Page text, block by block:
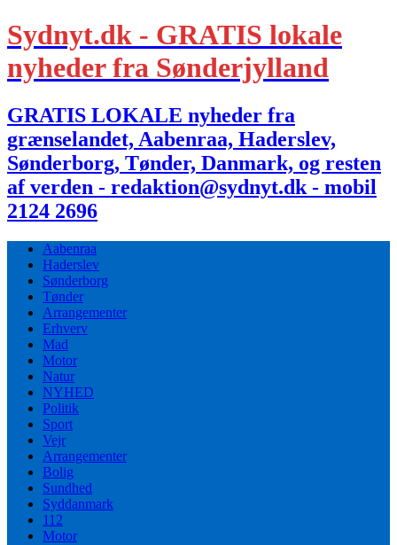
Sydnyt.dk - GRATIS lokale
nyheder fra Sønderjylland
GRATIS LOKALE nyheder fra
grænselandet, Aabenraa, Haderslev,
Sønderborg, Tønder, Danmark, og resten
af verden - redaktion@sydnyt.dk - mobil
2124 2696
Aabenraa
Haderslev
Sønderborg
Tønder
Arrangementer
Erhverv
Mad
Motor
Natur
NYHED
Politik
Sport
Vejr
Arrangementer
Bolig
Sundhed
Syddanmark
112
Motor